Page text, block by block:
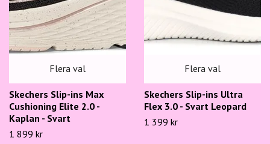
Flera val
Skechers Slip-ins Max
Cushioning Elite 2.0 -
Kaplan - Svart
1 899 kr
Flera val
Skechers Slip-ins Ultra
Flex 3.0 - Svart Leopard
1 399 kr